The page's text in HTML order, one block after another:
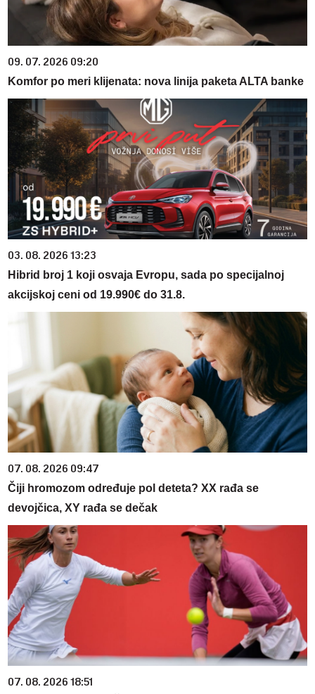
09. 07. 2026 09:20
Komfor po meri klijenata: nova linija paketa ALTA banke
03. 08. 2026 13:23
Hibrid broj 1 koji osvaja Evropu, sada po specijalnoj
akcijskoj ceni od 19.990€ do 31.8.
07. 08. 2026 09:47
Čiji hromozom određuje pol deteta? XX rađa se
devojčica, XY rađa se dečak
07. 08. 2026 18:51